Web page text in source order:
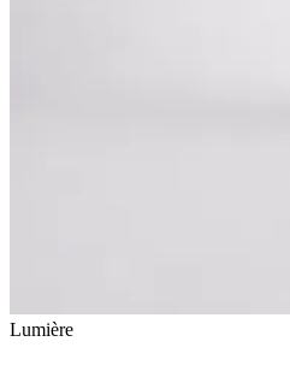
Lumière